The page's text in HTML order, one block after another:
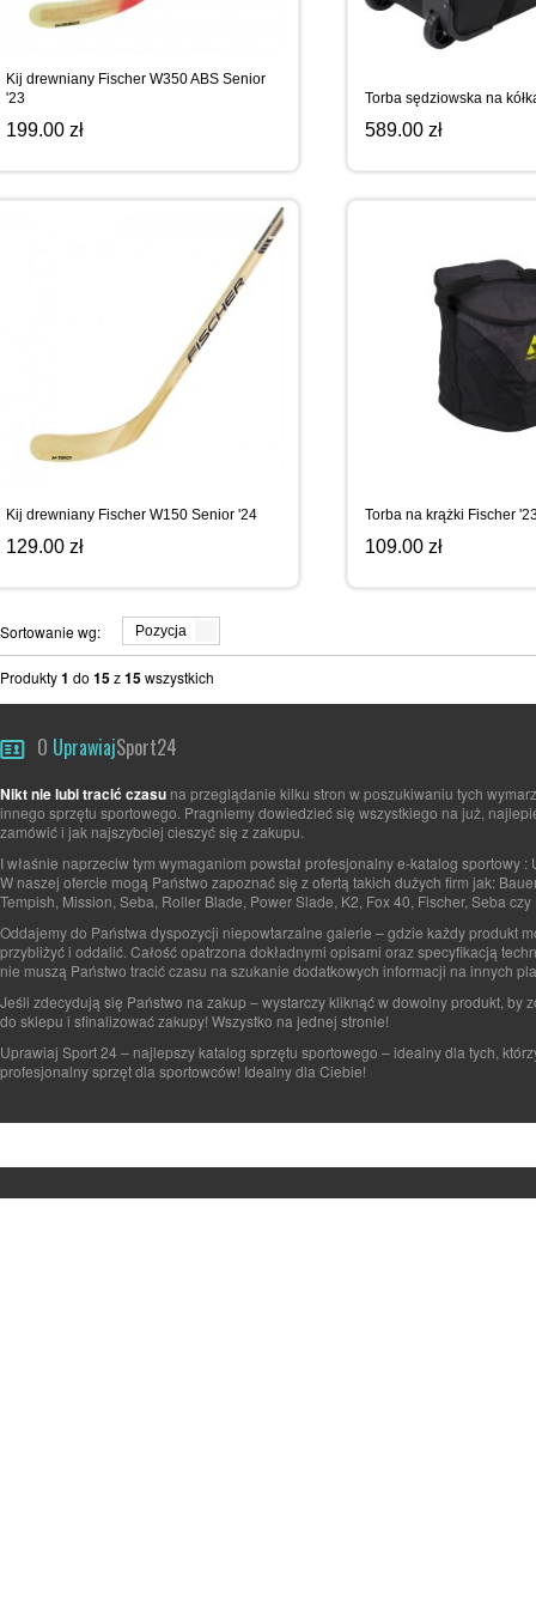
WYPRZEDAŻ
SPORTREBEL CUSTOM
TURNIEJE
WYPRZEDAŻ
Kij drewniany Fischer W350 ABS Senior
'23
199.00 zł
Torba sędziowska na
589.00 zł
Kij drewniany Fischer W150 Senior '24
129.00 zł
Torba na krążki Fischer
109.00 zł
Sortowanie wg: Pozycja
Produkty1 do 15z15wszystkich
O UprawiajSport24
Nikt nie lubi tracić czasu na przeglądanie kilku stron w poszukiwaniu tych
innego sprzętu sportowego. Pragniemy dowiedzieć się wszystkiego na już,
zamówić i jak najszybciej cieszyć się z zakupu.
I właśnie naprzeciw tym wymaganiom powstał profesjonalny e-katalog sportowy :
W naszej ofercie mogą Państwo zapoznać się z ofertą takich dużych firm jak:
Tempish, Mission, Seba, Roller Blade, Power Slade, K2, Fox 40, Fischer, Seba czy
Oddajemy do Państwa dyspozycji niepowtarzalne galerie – gdzie każdy produkt
przybliżyć i oddalić. Całość opatrzona dokładnymi opisami oraz specyfikacją
nie muszą Państwo tracić czasu na szukanie dodatkowych informacji na innych
Jeśli zdecydują się Państwo na zakup – wystarczy kliknąć w dowolny produkt, by
do sklepu i sfinalizować zakupy! Wszystko na jednej stronie!
Uprawiaj Sport 24 – najlepszy katalog sprzętu sportowego – idealny dla tych,
profesjonalny sprzęt dla sportowców! Idealny dla Ciebie!